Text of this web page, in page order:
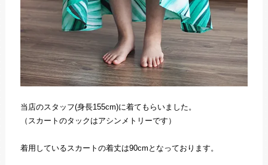
当店のスタッフ(身長155cm)に着てもらいました。
（スカートのタックはアシンメトリーです）
着用しているスカートの着丈は90cmとなっております。